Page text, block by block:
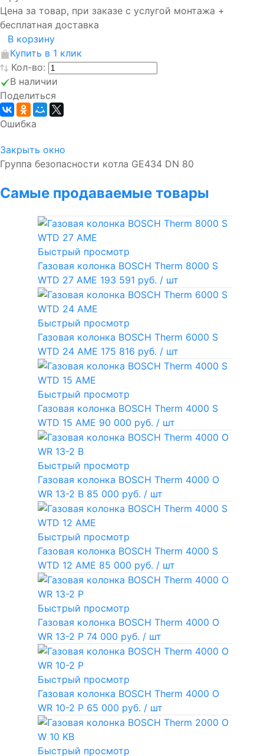
Цена за товар, при заказе с услугой монтажа +
бесплатная доставка
В корзину
Купить в 1 клик
Кол-во:
В наличии
Поделиться
Ошибка
Закрыть окно
Группа безопасности котла GE434 DN 80
Самые продаваемые товары
Быстрый просмотр
Газовая колонка BOSCH Therm 8000 S
WTD 27 AME 193 591 руб. / шт
Быстрый просмотр
Газовая колонка BOSCH Therm 6000 S
WTD 24 AME 175 816 руб. / шт
Быстрый просмотр
Газовая колонка BOSCH Therm 4000 S
WTD 15 AME 90 000 руб. / шт
Быстрый просмотр
Газовая колонка BOSCH Therm 4000 O
WR 13-2 В 85 000 руб. / шт
Быстрый просмотр
Газовая колонка BOSCH Therm 4000 S
WTD 12 AME 85 000 руб. / шт
Быстрый просмотр
Газовая колонка BOSCH Therm 4000 O
WR 13-2 P 74 000 руб. / шт
Быстрый просмотр
Газовая колонка BOSCH Therm 4000 O
WR 10-2 P 65 000 руб. / шт
Быстрый просмотр